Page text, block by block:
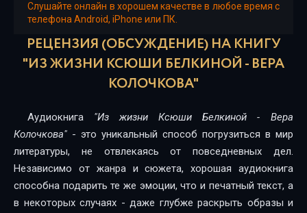
Слушайте онлайн в хорошем качестве в любое время с
телефона Android, iPhone или ПК.
РЕЦЕНЗИЯ (ОБСУЖДЕНИЕ) НА КНИГУ
"ИЗ ЖИЗНИ КСЮШИ БЕЛКИНОЙ - ВЕРА
КОЛОЧКОВА"
Аудиокнига "Из жизни Ксюши Белкиной - Вера
Колочкова" - это уникальный способ погрузиться в мир
литературы, не отвлекаясь от повседневных дел.
Независимо от жанра и сюжета, хорошая аудиокнига
способна подарить те же эмоции, что и печатный текст, а
в некоторых случаях - даже глубже раскрыть образы и